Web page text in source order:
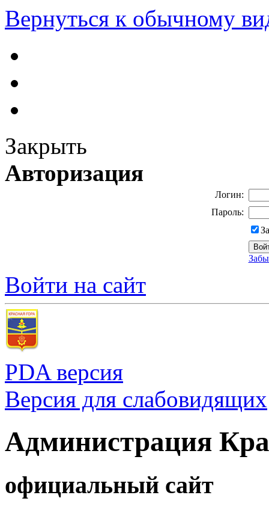
Вернуться к обычному
Закрыть
Авторизация
Логин:
Пароль:
Войти на сайт
PDA версия
Версия для слабовидящих
Администрация
официальный сайт